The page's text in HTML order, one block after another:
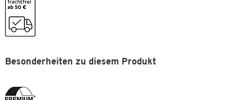
Maße
Breite [mm]
Besonderheiten zu diesem Produkt